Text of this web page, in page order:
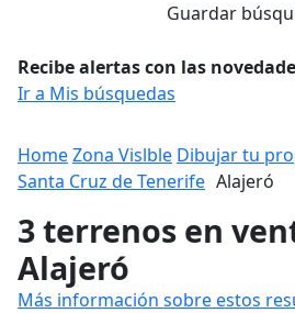
Guardar
Recibe alertas con las
Ir a Mis búsquedas
HomeZona Vislble Dibujar tu
Santa Cruz de Tenerife Alajeró
3 terrenos en
Alajeró
Más información sobre estos